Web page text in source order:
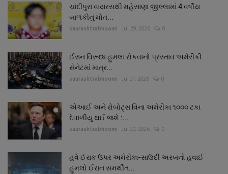
ચાંદીપુરા વાયરસથી મહેસાણા જીલ્લામાં 4 વર્ષીય
બાળકીનું મોત...
saurashtrabhoomi Jul 29, 2026 0
ઈરાન વિરૂધ્ધ હુમલા રોકવાનો પ્રસ્તાવ અમેરીકી
સેનેટમાં માત્ર...
saurashtrabhoomi Jul 31, 2026 0
એઆઈ અને રોબોટ્સ વિના અમેરીકા ૧૦૦૦ ટકા
દેવાળીયુ થઈ જશે :...
saurashtrabhoomi Jul 30, 2026 0
હવે ઈરાક ઉપર અમેરીકા-સાઉદી અરબનો હવાઈ
હુમલો ઈરાન સમર્થીત...